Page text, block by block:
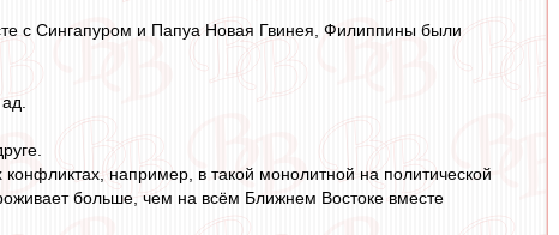
с Сингапуром и Папуа Новая Гвинея, Филиппины были
конфликтах, например, в такой монолитной на политической
больше, чем на всём Ближнем Востоке вместе